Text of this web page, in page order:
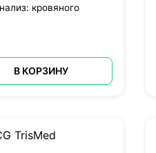
кровяного
В КОРЗИНУ